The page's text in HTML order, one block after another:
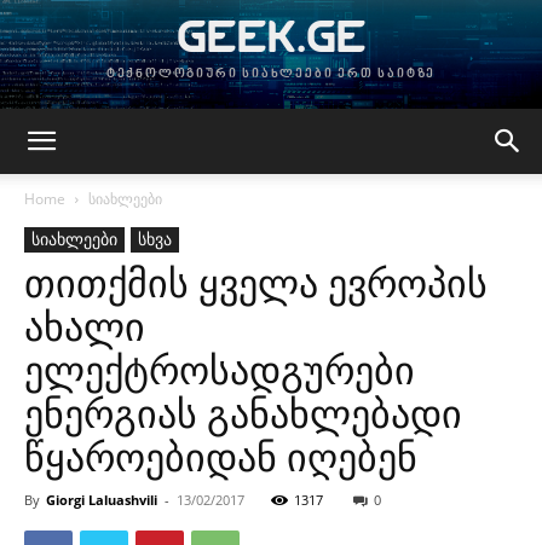
GEEK.GE
ტექნოლოგიური სიახლეები ერთ საიტზე
Home სიახლეები
სიახლეები სხვა
თითქმის ყველა ევროპის
ახალი
ელექტროსადგურები
ენერგიას განახლებადი
წყაროებიდან იღებენ
By Giorgi Laluashvili - 13/02/2017 1317 0